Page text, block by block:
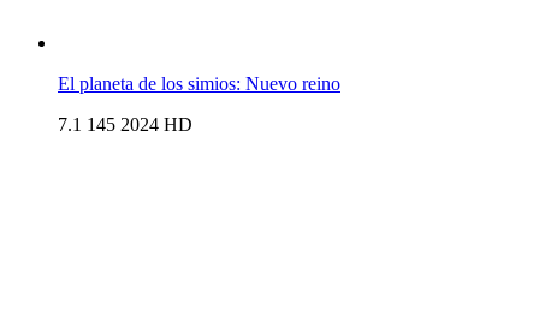
El planeta de los simios: Nuevo reino
7.1 145 2024 HD